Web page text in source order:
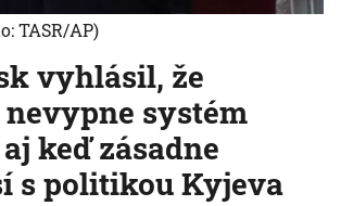
vyhlásil, že
systém
keď zásadne
s politikou Kyjeva
TASR/AP)